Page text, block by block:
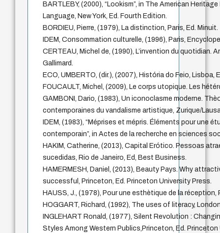
BARTLEBY, (2000), “Lookism”, in The American
Language, New York, Ed. Fourth Edition.
BORDIEU, Pierre, (1979), La distinction, Paris, Ed. Minuit.
IDEM, Consommation culturelle, (1996), Paris,
CERTEAU, Michel de, (1990), L’invention du quotidian.
Gallimard.
ECO, UMBERTO, (dir.), (2007), História do Feio, Lisboa,
FOUCAULT, Michel, (2009), Le corps utopique. Les
GAMBONI, Dario, (1983), Un iconoclasme moderne.
contemporaines du vandalisme artistique, Zurique/
IDEM, (1983), “Méprises et mépris. Éléments pour une
contemporain”, in Actes de la recherche en sciences
HAKIM, Catherine, (2013), Capital Erótico. Pessoas
sucedidas, Rio de Janeiro, Ed, Best Business.
HAMERMESH, Daniel, (2013), Beauty Pays. Why
successful, Princeton, Ed. Princeton University Press.
HAUSS, J., (1978), Pour une esthètique de la réception,
HOGGART, Richard, (1992), The uses of literacy,
INGLEHART Ronald, (1977), Silent Revolution :
Styles Among Western Publics,Princeton, Ed. Princeton